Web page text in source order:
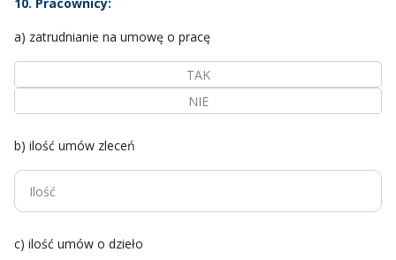
a) zatrudnianie na umowę o pracę
TAK
NIE
b) ilość umów zleceń
c) ilość umów o dzieło